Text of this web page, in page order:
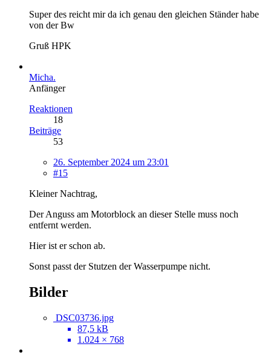
Super des reicht mir da ich genau den gleichen Ständer habe
von der Bw
Gruß HPK
Micha.
Anfänger
Reaktionen
18
Beiträge
53
26. September 2024 um 23:01
#15
Kleiner Nachtrag,
Der Anguss am Motorblock an dieser Stelle muss noch
entfernt werden.
Hier ist er schon ab.
Sonst passt der Stutzen der Wasserpumpe nicht.
Bilder
DSC03736.jpg
87,5 kB
1.024 × 768